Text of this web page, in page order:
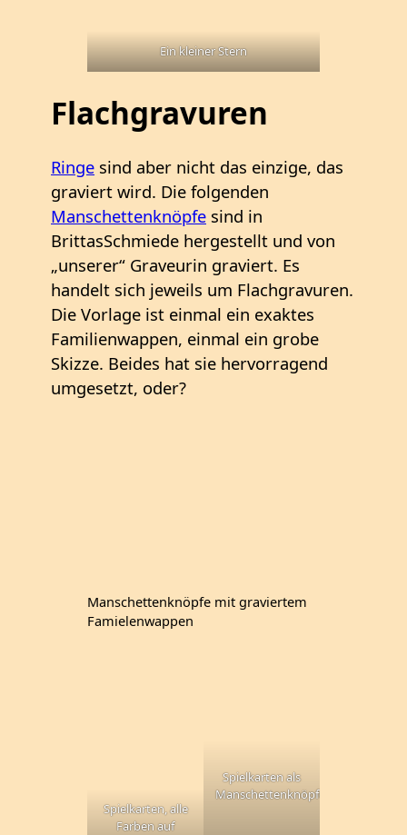
Ein kleiner Stern
Flachgravuren
Ringe sind aber nicht das einzige, das
graviert wird. Die folgenden
Manschettenknöpfe sind in
BrittasSchmiede hergestellt und von
„unserer“ Graveurin graviert. Es
handelt sich jeweils um Flachgravuren.
Die Vorlage ist einmal ein exaktes
Familienwappen, einmal ein grobe
Skizze. Beides hat sie hervorragend
umgesetzt, oder?
Manschettenknöpfe mit graviertem
Famielenwappen
Spielkarten, alle
Farben auf
Spielkarten als
Manschettenknöpfe